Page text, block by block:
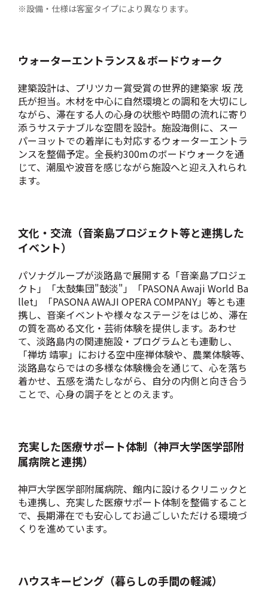
※設備・仕様は客室タイプにより異なります。
ウォーターエントランス＆ボードウォーク
建築設計は、プリツカー賞受賞の世界的建築家 坂 茂
氏が担当。木材を中心に自然環境との調和を大切にし
ながら、滞在する人の心身の状態や時間の流れに寄り
添うサステナブルな空間を設計。施設海側に、スー
パーヨットでの着岸にも対応するウォーターエントラ
ンスを整備予定。全長約300mのボードウォークを通
じて、潮風や波音を感じながら施設へと迎え入れられ
ます。
文化・交流（音楽島プロジェクト等と連携した
イベント）
パソナグループが淡路島で展開する「音楽島プロジェ
クト」「太鼓集団"鼓淡"」「PASONA Awaji World Ba
llet」「PASONA AWAJI OPERA COMPANY」等とも連
携し、音楽イベントや様々なステージをはじめ、滞在
の質を高める文化・芸術体験を提供します。あわせ
て、淡路島内の関連施設・プログラムとも連動し、
「禅坊 靖寧」における空中座禅体験や、農業体験等、
淡路島ならではの多様な体験機会を通じて、心を落ち
着かせ、五感を満たしながら、自分の内側と向き合う
ことで、心身の調子をととのえます。
充実した医療サポート体制（神戸大学医学部附
属病院と連携）
神戸大学医学部附属病院、館内に設けるクリニックと
も連携し、充実した医療サポート体制を整備すること
で、長期滞在でも安心してお過ごしいただける環境づ
くりを進めています。
ハウスキーピング（暮らしの手間の軽減）